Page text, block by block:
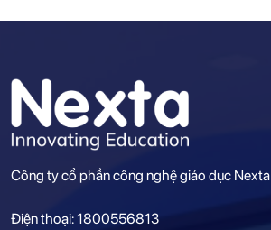
Công ty cổ phần công nghệ giáo dục Nexta
Điện thoại: 1800556813